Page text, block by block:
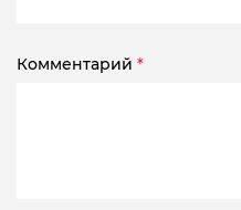
Комментарий *